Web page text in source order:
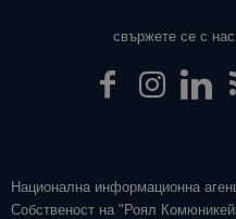
свържете се с
Национална информационна
Собственост на "Роял